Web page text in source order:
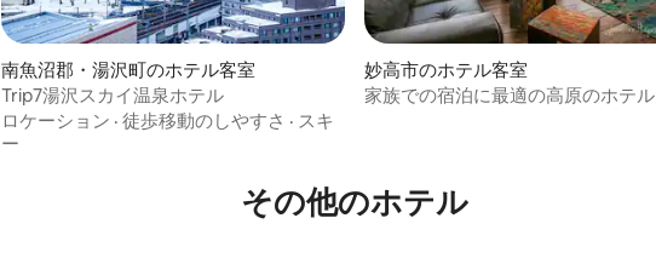
南魚沼郡・湯沢町のホテル客室
Trip7湯沢スカイ温泉ホテル
ロケーション · 徒歩移動のしやすさ · スキ
ー
妙高市のホテル客室
家族での宿泊に最適の高原のホテル
その他のホテル